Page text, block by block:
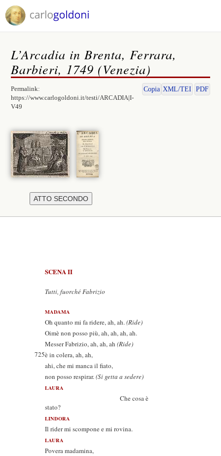
L’Arcadia in Brenta, Ferrara,
Barbieri, 1749 (Venezia)
Permalink:
https://www.carlogoldoni.it/testi/ARCADIA|I-
V49
Copia XML/TEI PDF
SCENA II
Tutti, fuorché Fabrizio
MADAMA
Oh quanto mi fa ridere, ah, ah.(Ride)
Oimè non posso più, ah, ah, ah, ah.
Messer Fabrizio, ah, ah, ah (Ride)
725è in colera, ah, ah,
ahi, che mi manca il fiato,
non posso respirar.(Si getta a sedere)
LAURA
Che cosa è
stato?
LINDORA
Il rider mi scompone e mi rovina.
LAURA
Povera madamina,